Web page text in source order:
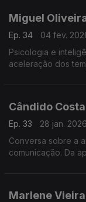
Miguel
Ep. 34
04 fev.
Psicologia e
aceleração dos
Cândido Costa
Ep. 33
28 jan. 2026
Conversa sobre a
comunicação. Da
Marlene Vieira